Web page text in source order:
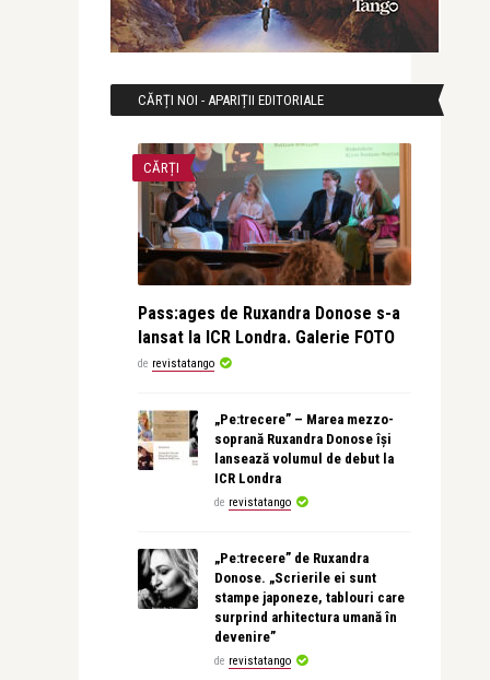
CĂRȚI NOI - APARIȚII EDITORIALE
CĂRȚI
Pass:ages de Ruxandra Donose s-a
lansat la ICR Londra. Galerie FOTO
de revistatango
„Pe:trecere” – Marea mezzo-
soprană Ruxandra Donose își
lansează volumul de debut la
ICR Londra
de revistatango
„Pe:trecere” de Ruxandra
Donose. „Scrierile ei sunt
stampe japoneze, tablouri care
surprind arhitectura umană în
devenire”
de revistatango